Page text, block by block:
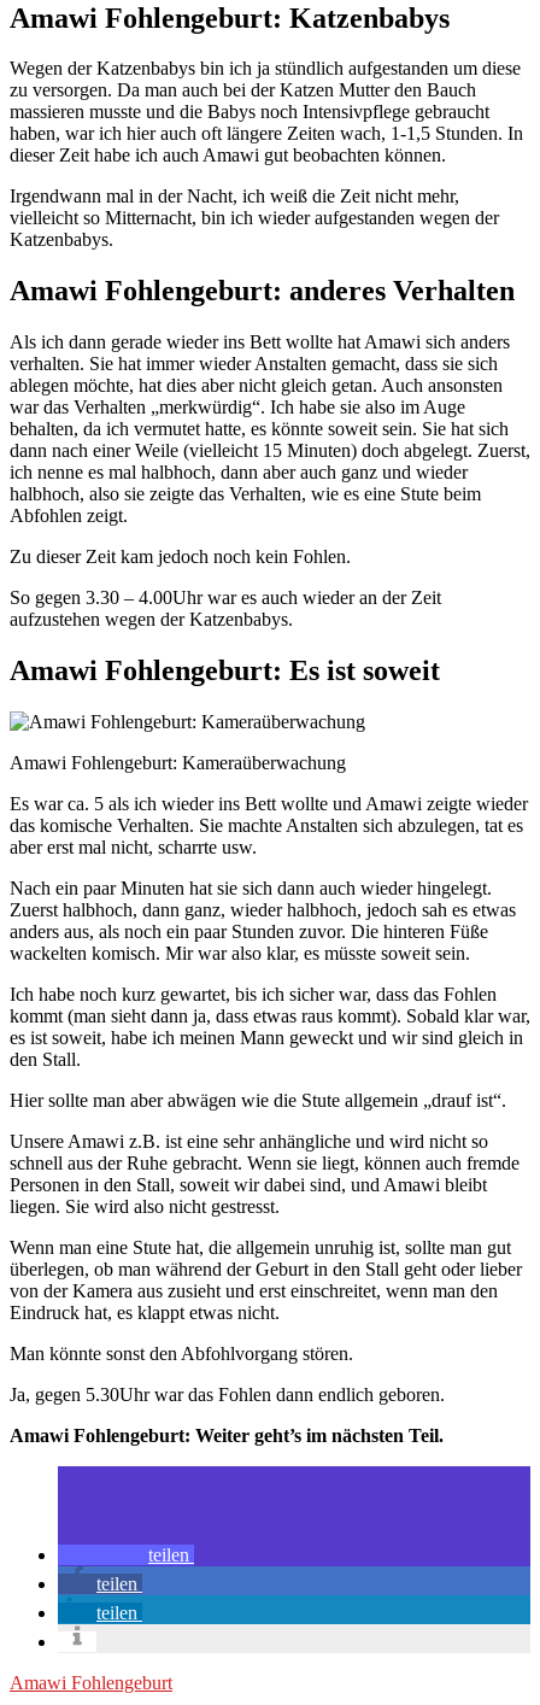
Amawi Fohlengeburt: Katzenbabys
Wegen der Katzenbabys bin ich ja stündlich aufgestanden um diese
zu versorgen. Da man auch bei der Katzen Mutter den Bauch
massieren musste und die Babys noch Intensivpflege gebraucht
haben, war ich hier auch oft längere Zeiten wach, 1-1,5 Stunden. In
dieser Zeit habe ich auch Amawi gut beobachten können.
Irgendwann mal in der Nacht, ich weiß die Zeit nicht mehr,
vielleicht so Mitternacht, bin ich wieder aufgestanden wegen der
Katzenbabys.
Amawi Fohlengeburt: anderes Verhalten
Als ich dann gerade wieder ins Bett wollte hat Amawi sich anders
verhalten. Sie hat immer wieder Anstalten gemacht, dass sie sich
ablegen möchte, hat dies aber nicht gleich getan. Auch ansonsten
war das Verhalten „merkwürdig“. Ich habe sie also im Auge
behalten, da ich vermutet hatte, es könnte soweit sein. Sie hat sich
dann nach einer Weile (vielleicht 15 Minuten) doch abgelegt. Zuerst,
ich nenne es mal halbhoch, dann aber auch ganz und wieder
halbhoch, also sie zeigte das Verhalten, wie es eine Stute beim
Abfohlen zeigt.
Zu dieser Zeit kam jedoch noch kein Fohlen.
So gegen 3.30 – 4.00Uhr war es auch wieder an der Zeit
aufzustehen wegen der Katzenbabys.
Amawi Fohlengeburt: Es ist soweit
Amawi Fohlengeburt: Kameraüberwachung
Es war ca. 5 als ich wieder ins Bett wollte und Amawi zeigte wieder
das komische Verhalten. Sie machte Anstalten sich abzulegen, tat es
aber erst mal nicht, scharrte usw.
Nach ein paar Minuten hat sie sich dann auch wieder hingelegt.
Zuerst halbhoch, dann ganz, wieder halbhoch, jedoch sah es etwas
anders aus, als noch ein paar Stunden zuvor. Die hinteren Füße
wackelten komisch. Mir war also klar, es müsste soweit sein.
Ich habe noch kurz gewartet, bis ich sicher war, dass das Fohlen
kommt (man sieht dann ja, dass etwas raus kommt). Sobald klar war,
es ist soweit, habe ich meinen Mann geweckt und wir sind gleich in
den Stall.
Hier sollte man aber abwägen wie die Stute allgemein „drauf ist“.
Unsere Amawi z.B. ist eine sehr anhängliche und wird nicht so
schnell aus der Ruhe gebracht. Wenn sie liegt, können auch fremde
Personen in den Stall, soweit wir dabei sind, und Amawi bleibt
liegen. Sie wird also nicht gestresst.
Wenn man eine Stute hat, die allgemein unruhig ist, sollte man gut
überlegen, ob man während der Geburt in den Stall geht oder lieber
von der Kamera aus zusieht und erst einschreitet, wenn man den
Eindruck hat, es klappt etwas nicht.
Man könnte sonst den Abfohlvorgang stören.
Ja, gegen 5.30Uhr war das Fohlen dann endlich geboren.
Amawi Fohlengeburt: Weiter geht’s im nächsten Teil.
teilen
teilen
teilen
Amawi Fohlengeburt